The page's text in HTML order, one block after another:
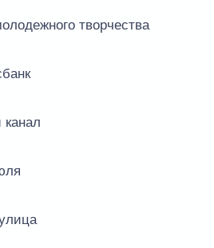
творчества
канал